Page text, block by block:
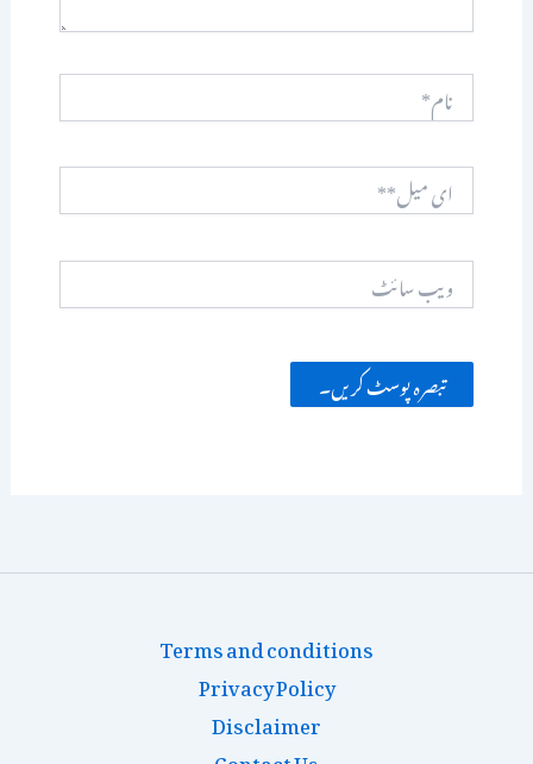
نام*
ای
میل**
ویب
سائٹ
Terms and conditions
Privacy Policy
Disclaimer